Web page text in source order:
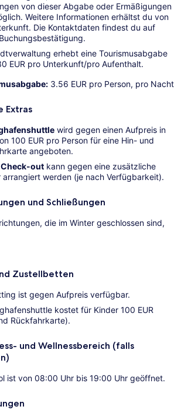
von dieser Abgabe oder Ermäßigungen
Weitere Informationen erhältst du von
Die Kontaktdaten findest du auf
erhebt eine Tourismusabgabe
EUR pro Unterkunft/pro Aufenthalt.
3.56 EUR pro Person, pro Nacht
Extras
wird gegen einen Aufpreis in
100 EUR pro Person für eine Hin- und
angeboten.
out kann gegen eine zusätzliche
arrangiert werden (je nach Verfügbarkeit).
und Schließungen
die im Winter geschlossen sind,
Zustellbetten
ist gegen Aufpreis verfügbar.
kostet für Kinder 100 EUR
Rückfahrkarte).
und Wellnessbereich (falls
ist von 08:00 Uhr bis 19:00 Uhr geöffnet.